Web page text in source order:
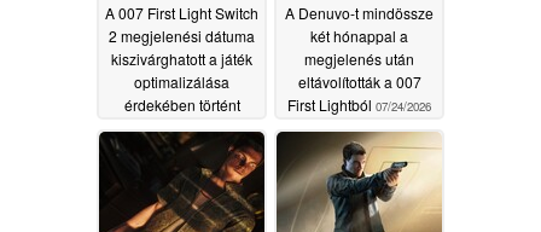
A 007 First Light Switch
2 megjelenési dátuma
kiszivárghatott a játék
optimalizálása
érdekében történt
késleltetés után
07/28/2026
A Denuvo-t mindössze
két hónappal a
megjelenés után
eltávolították a 007
First Lightból 07/24/2026